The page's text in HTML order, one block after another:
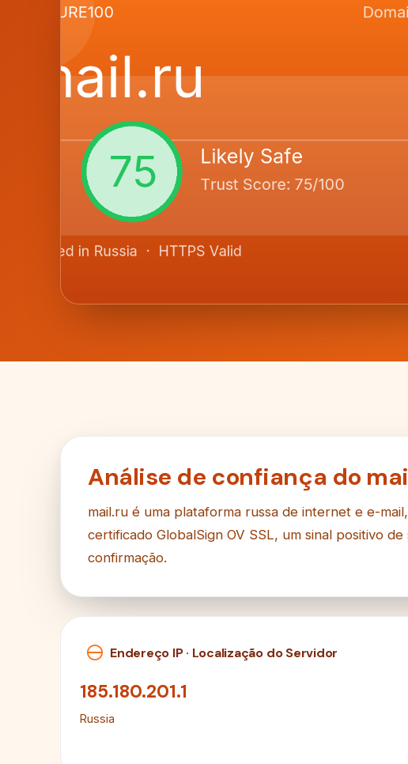
Análise de confiança do
mail.ru é uma plataforma russa de internet e e-
certificado GlobalSign OV SSL, um sinal positivo
confirmação.
Endereço IP · Localização do Servidor
185.180.201.1
Russia